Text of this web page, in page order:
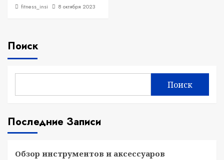
fitness_insi 8 октября 2023
Поиск
Поиск
Последние Записи
Обзор инструментов и аксессуаров